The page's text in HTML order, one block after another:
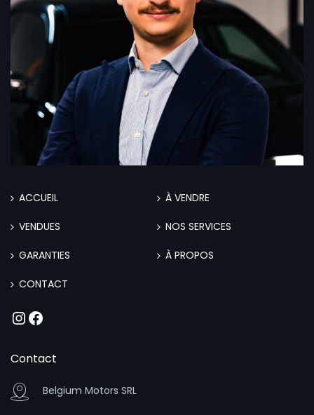
ACCUEIL À VENDRE
VENDUES NOS SERVICES
GARANTIES À PROPOS
CONTACT
Instagram
Facebook
Contact
Belgium Motors SRL